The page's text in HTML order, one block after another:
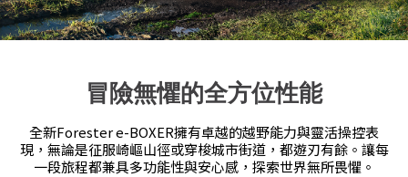
冒險無懼的全方位性能
全新Forester e-BOXER擁有卓越的越野能力與靈活操控表
現，無論是征服崎嶇山徑或穿梭城市街道，都遊刃有餘。讓每
一段旅程都兼具多功能性與安心感，探索世界無所畏懼。